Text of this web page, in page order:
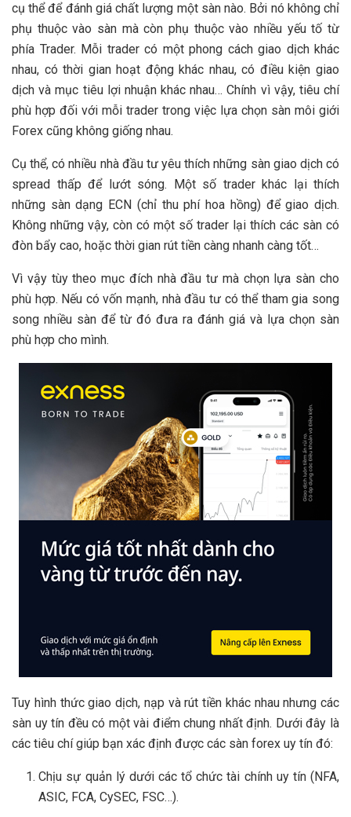
cụ thể để đánh giá chất lượng một sàn nào. Bởi nó không chỉ
phụ thuộc vào sàn mà còn phụ thuộc vào nhiều yếu tố từ
phía Trader. Mỗi trader có một phong cách giao dịch khác
nhau, có thời gian hoạt động khác nhau, có điều kiện giao
dịch và mục tiêu lợi nhuận khác nhau… Chính vì vậy, tiêu chí
phù hợp đối với mỗi trader trong việc lựa chọn sàn môi giới
Forex cũng không giống nhau.
Cụ thể, có nhiều nhà đầu tư yêu thích những sàn giao dịch có
spread thấp để lướt sóng. Một số trader khác lại thích
những sàn dạng ECN (chỉ thu phí hoa hồng) để giao dịch.
Không những vậy, còn có một số trader lại thích các sàn có
đòn bẩy cao, hoặc thời gian rút tiền càng nhanh càng tốt…
Vì vậy tùy theo mục đích nhà đầu tư mà chọn lựa sàn cho
phù hợp. Nếu có vốn mạnh, nhà đầu tư có thể tham gia song
song nhiều sàn để từ đó đưa ra đánh giá và lựa chọn sàn
phù hợp cho mình.
Tuy hình thức giao dịch, nạp và rút tiền khác nhau nhưng các
sàn uy tín đều có một vài điểm chung nhất định. Dưới đây là
các tiêu chí giúp bạn xác định được các sàn forex uy tín đó:
Chịu sự quản lý dưới các tổ chức tài chính uy tín (NFA,
ASIC, FCA, CySEC, FSC…).